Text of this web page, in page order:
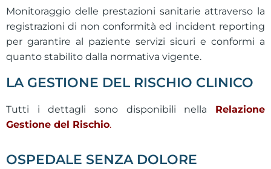
Monitoraggio delle prestazioni sanitarie attraverso la
registrazioni di non conformità ed incident reporting
per garantire al paziente servizi sicuri e conformi a
quanto stabilito dalla normativa vigente.
LA GESTIONE DEL RISCHIO CLINICO
Tutti i dettagli sono disponibili nella Relazione
Gestione del Rischio.
OSPEDALE SENZA DOLORE